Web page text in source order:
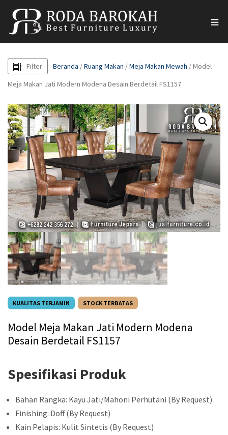
Filter Beranda /Ruang Makan /Meja Makan Mewah / Model
Meja Makan Jati Modern Modena Desain Berdetail FS1157
KUALITAS TERJAMIN STOCK TERBATAS
Model Meja Makan Jati Modern Modena
Desain Berdetail FS1157
Spesifikasi Produk
Bahan Rangka: Kayu Jati/Mahoni Perhutani (By Request)
Finishing: Doff (By Request)
Kain Pelapis: Kulit Sintetis (By Request)